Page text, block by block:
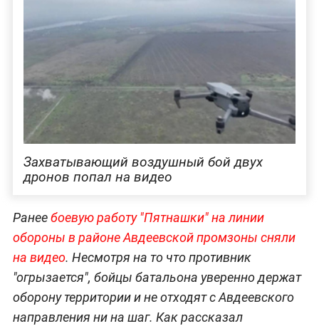
Захватывающий воздушный бой двух
дронов попал на видео
Ранеебоевую работу "Пятнашки" на линии
обороны в районе Авдеевской промзоны сняли
на видео. Несмотря на то что противник
"огрызается", бойцы батальона уверенно держат
оборону территории и не отходят с Авдеевского
направления ни на шаг. Как рассказал